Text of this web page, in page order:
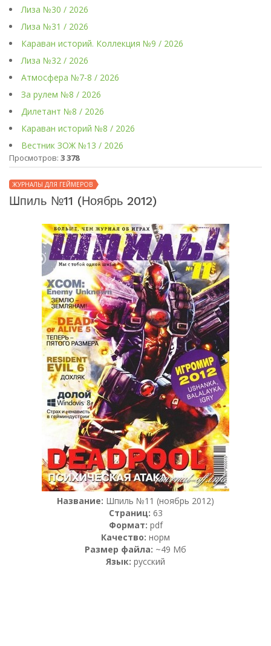
Лиза №30 / 2026
Лиза №31 / 2026
Караван историй. Коллекция №9 / 2026
Лиза №32 / 2026
Атмосфера №7-8 / 2026
За рулем №8 / 2026
Дилетант №8 / 2026
Караван историй №8 / 2026
Вестник ЗОЖ №13 / 2026
Просмотров: 3 378
ЖУРНАЛЫ ДЛЯ ГЕЙМЕРОВ
Шпиль №11 (ноябрь 2012)
Название: Шпиль №11 (ноябрь 2012)
Страниц: 63
Формат: pdf
Качество: норм
Размер файла: ~49 Мб
Язык: русский